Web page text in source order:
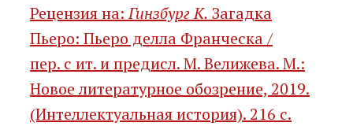
Рецензия на:Гинзбург К. Загадка
Пьеро: Пьеро делла Франческа /
пер. с ит. и предисл. М. Велижева. М.:
Новое литературное обозрение, 2019.
(Интеллектуальная история). 216 с.